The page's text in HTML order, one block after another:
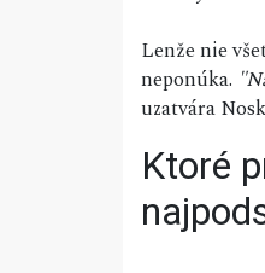
Lenže nie
neponúka.
uzatvára
Ktoré